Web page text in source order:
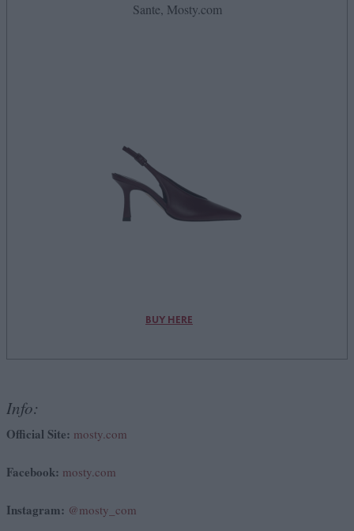
Sante, Mosty.com
BUY HERE
Info:
Official Site: mosty.com
Facebook: mosty.com
Instagram: @mosty_com